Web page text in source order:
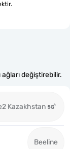
değiştirebilir.
Kazakhstan
Beeline